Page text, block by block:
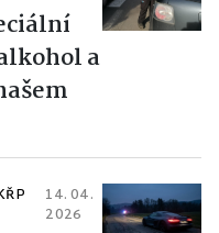
a
14. 04.
2026